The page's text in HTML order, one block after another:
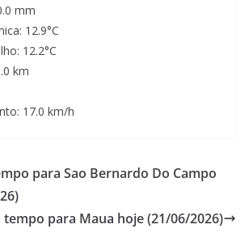
mm
12.9°C
12.2°C
km
17.0 km/h
para Sao Bernardo Do Campo
tempo para Maua hoje (21/06/2026)